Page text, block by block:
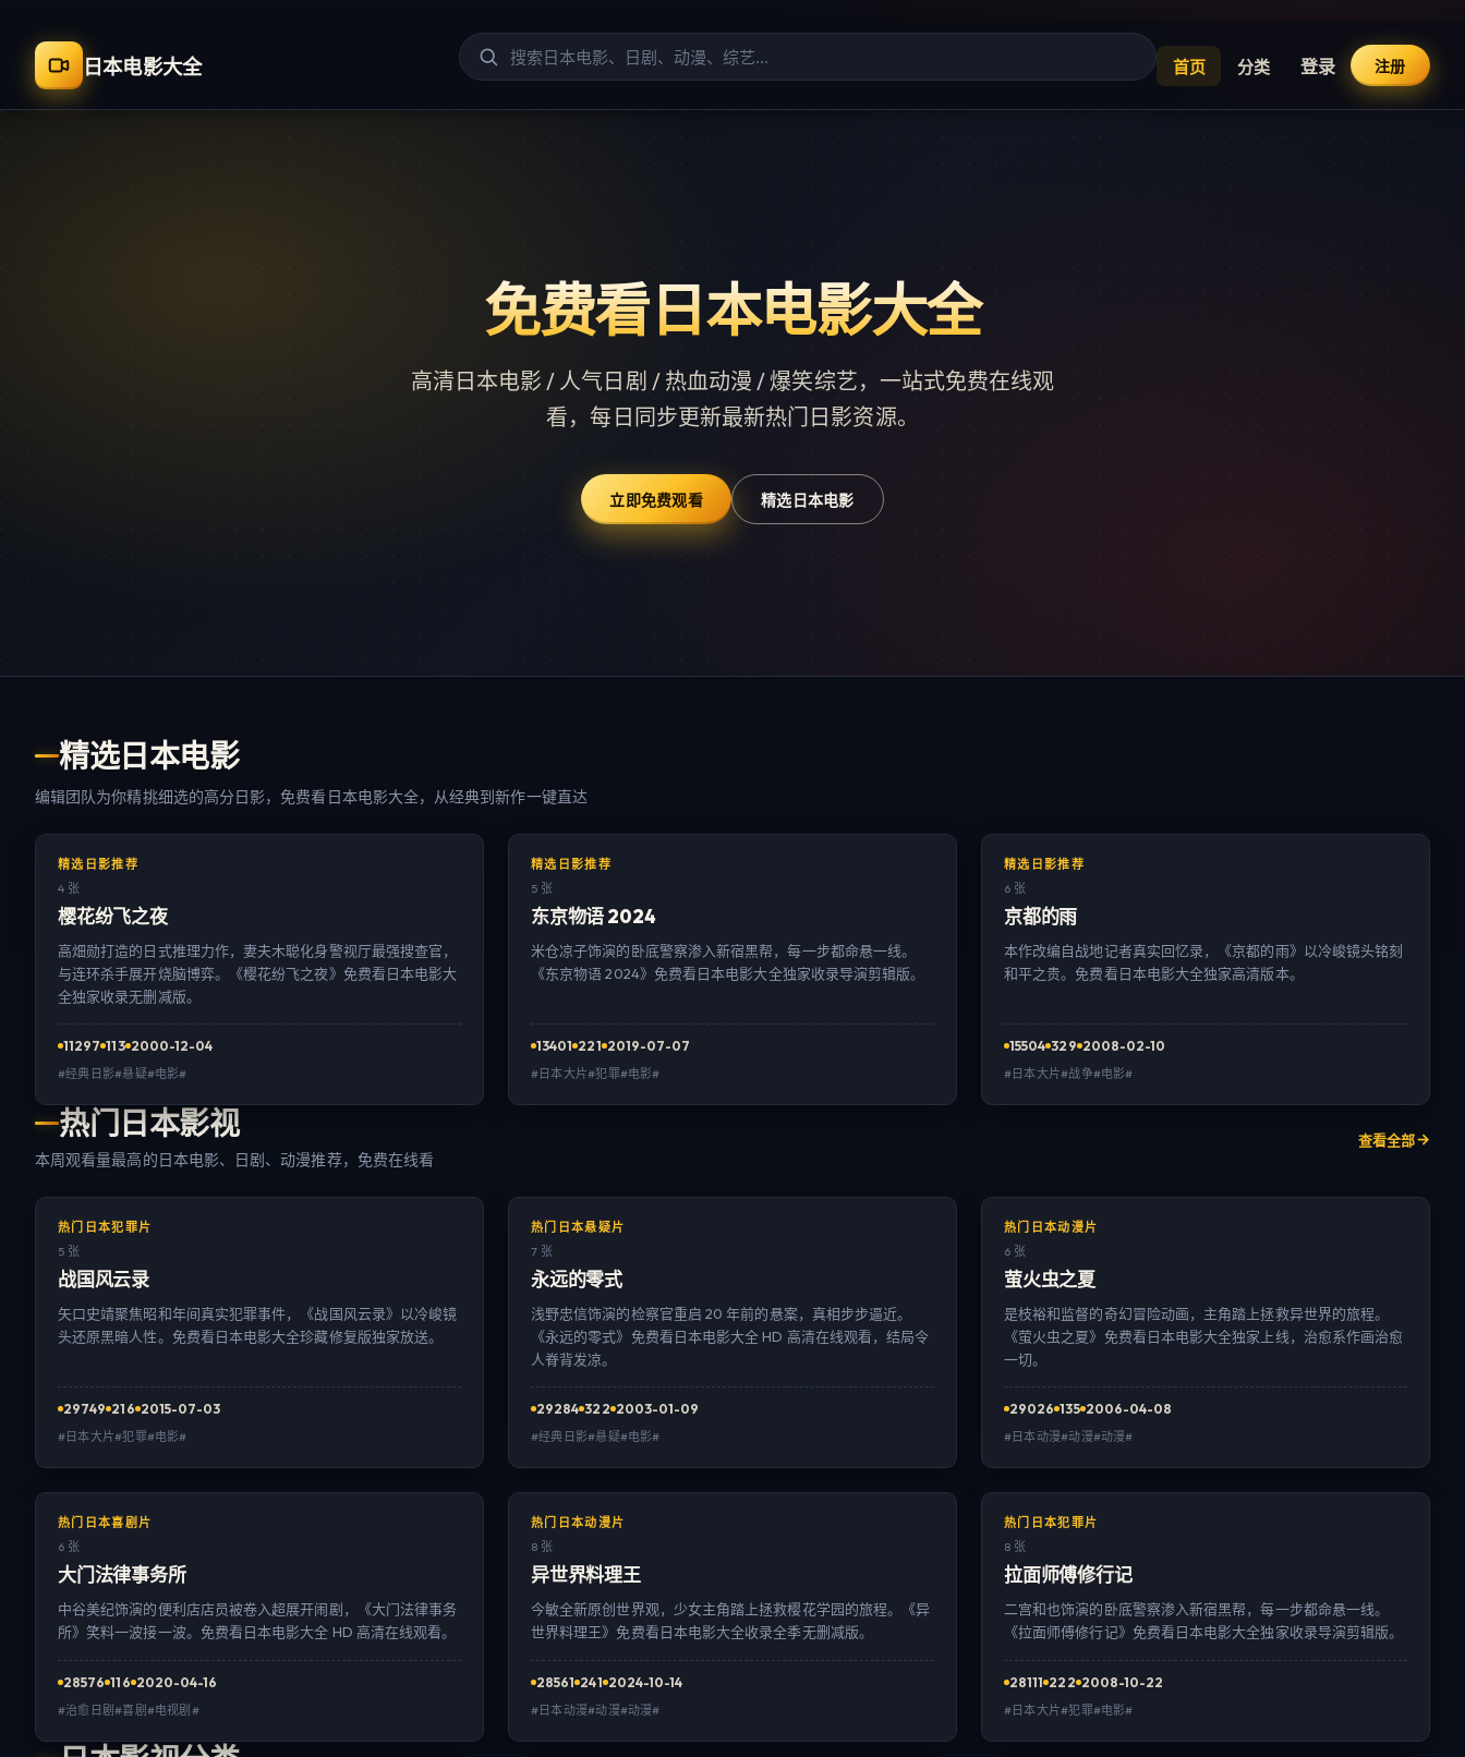
日本电影大全 首页 分类 登录 注册
免费看日本电影大全
高清日本电影 / 人气日剧 / 热血动漫 / 爆笑综艺，一站式免费在线观
看，每日同步更新最新热门日影资源。
立即免费观看 精选日本电影
精选日本电影
编辑团队为你精挑细选的高分日影，免费看日本电影大全，从经典到新作一键直达
精选日影推荐
4 张
樱花纷飞之夜
高畑勋打造的日式推理力作，妻夫木聪化身警视厅最强搜查官，
与连环杀手展开烧脑博弈。《樱花纷飞之夜》免费看日本电影大
全独家收录无删减版。
11297 113 2000-12-04
#经典日影#悬疑#电影#
精选日影推荐
5 张
东京物语 2024
米仓凉子饰演的卧底警察渗入新宿黑帮，每一步都命悬一线。
《东京物语 2024》免费看日本电影大全独家收录导演剪辑版。
13401 221 2019-07-07
#日本大片#犯罪#电影#
精选日影推荐
6 张
京都的雨
本作改编自战地记者真实回忆录，《京都的雨》以冷峻镜头铭刻
和平之贵。免费看日本电影大全独家高清版本。
15504 329 2008-02-10
#日本大片#战争#电影#
热门日本影视
本周观看量最高的日本电影、日剧、动漫推荐，免费在线看
查看全部
热门日本犯罪片
5 张
战国风云录
矢口史靖聚焦昭和年间真实犯罪事件，《战国风云录》以冷峻镜
头还原黑暗人性。免费看日本电影大全珍藏修复版独家放送。
29749 216 2015-07-03
#日本大片#犯罪#电影#
热门日本悬疑片
7 张
永远的零式
浅野忠信饰演的检察官重启 20 年前的悬案，真相步步逼近。
《永远的零式》免费看日本电影大全 HD 高清在线观看，结局令
人脊背发凉。
29284 322 2003-01-09
#经典日影#悬疑#电影#
热门日本动漫片
6 张
萤火虫之夏
是枝裕和监督的奇幻冒险动画，主角踏上拯救异世界的旅程。
《萤火虫之夏》免费看日本电影大全独家上线，治愈系作画治愈
一切。
29026 135 2006-04-08
#日本动漫#动漫#动漫#
热门日本喜剧片
6 张
大门法律事务所
中谷美纪饰演的便利店店员被卷入超展开闹剧，《大门法律事务
所》笑料一波接一波。免费看日本电影大全 HD 高清在线观看。
28576 116 2020-04-16
#治愈日剧#喜剧#电视剧#
热门日本动漫片
8 张
异世界料理王
今敏全新原创世界观，少女主角踏上拯救樱花学园的旅程。《异
世界料理王》免费看日本电影大全收录全季无删减版。
28561 241 2024-10-14
#日本动漫#动漫#动漫#
热门日本犯罪片
8 张
拉面师傅修行记
二宫和也饰演的卧底警察渗入新宿黑帮，每一步都命悬一线。
《拉面师傅修行记》免费看日本电影大全独家收录导演剪辑版。
28111 222 2008-10-22
#日本大片#犯罪#电影#